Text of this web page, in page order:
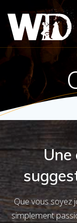
Une
Que vous soyez
simplement